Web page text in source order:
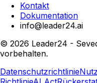
Kontakt
Dokumentation
info@leader24.ai
© 2026 Leader24 -
vorbehalten.
Datenschutzrichtlinie